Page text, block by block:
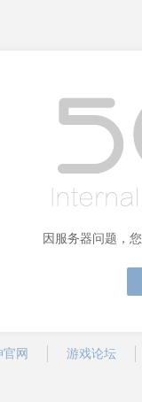
因服务器问题，
网 游戏论坛